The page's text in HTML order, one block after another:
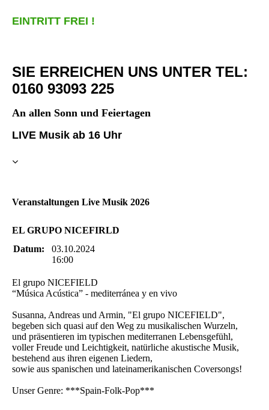
EINTRITT FREI !
SIE ERREICHEN UNS UNTER TEL:
0160 93093 225
An allen Sonn und Feiertagen
LIVE Musik ab 16 Uhr
Veranstaltungen Live Musik 2026
EL GRUPO NICEFIRLD
Datum:
03.10.2024
16:00
El grupo NICEFIELD
“Música Acústica” - mediterránea y en vivo
Susanna, Andreas und Armin, "El grupo NICEFIELD",
begeben sich quasi auf den Weg zu musikalischen Wurzeln,
und präsentieren im typischen mediterranen Lebensgefühl,
voller Freude und Leichtigkeit, natürliche akustische Musik,
bestehend aus ihren eigenen Liedern,
sowie aus spanischen und lateinamerikanischen Coversongs!
Unser Genre: ***Spain-Folk-Pop***